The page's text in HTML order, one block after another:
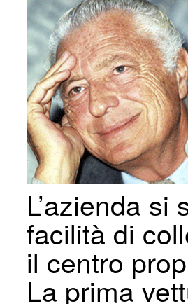
L’azienda
facilità di
il centro
La prima